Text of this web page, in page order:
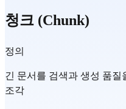
청크 (Chunk)
정의
긴 문서를 검색과 생성 품질
조각